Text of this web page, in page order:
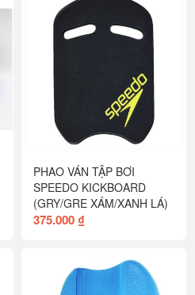
PHAO VÁN TẬP BƠI
SPEEDO KICKBOARD
(GRY/GRE XÁM/XANH LÁ)
375.000 ₫